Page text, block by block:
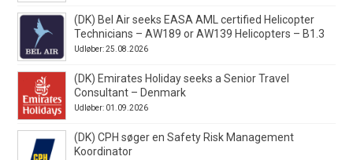
(DK) Bel Air seeks EASA AML certified Helicopter
Technicians – AW189 or AW139 Helicopters – B1.3
Udløber: 25.08.2026
(DK) Emirates Holiday seeks a Senior Travel
Consultant – Denmark
Udløber: 01.09.2026
(DK) CPH søger en Safety Risk Management
Koordinator